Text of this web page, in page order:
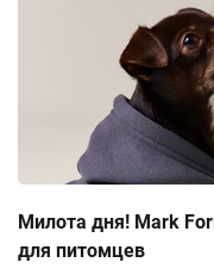
Милота дня! Mark
для питомцев